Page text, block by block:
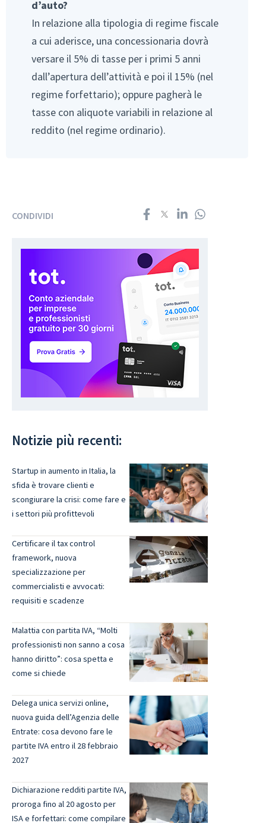
d’auto?
In relazione alla tipologia di regime fiscale
a cui aderisce, una concessionaria dovrà
versare il 5% di tasse per i primi 5 anni
dall’apertura dell’attività e poi il 15% (nel
regime forfettario); oppure pagherà le
tasse con aliquote variabili in relazione al
reddito (nel regime ordinario).
CONDIVIDI
Notizie più recenti:
Startup in aumento in Italia, la
sfida è trovare clienti e
scongiurare la crisi: come fare e
i settori più profittevoli
Certificare il tax control
framework, nuova
specializzazione per
commercialisti e avvocati:
requisiti e scadenze
Malattia con partita IVA, “Molti
professionisti non sanno a cosa
hanno diritto”: cosa spetta e
come si chiede
Delega unica servizi online,
nuova guida dell’Agenzia delle
Entrate: cosa devono fare le
partite IVA entro il 28 febbraio
2027
Dichiarazione redditi partite IVA,
proroga fino al 20 agosto per
ISA e forfettari: come compilare